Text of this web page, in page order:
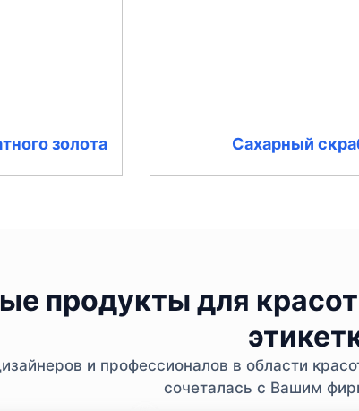
золота Сахарный
продукты для
и профессионалов в области
сочеталась с Вашим